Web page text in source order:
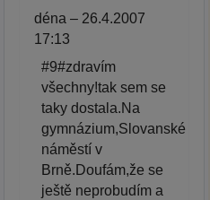
déna – 26.4.2007
17:13
#9#zdravím
všechny!tak sem se
taky dostala.Na
gymnázium,Slovanské
náměstí v
Brně.Doufám,že se
ještě neprobudím a